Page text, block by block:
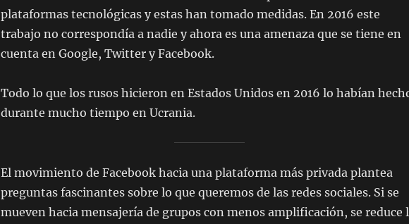
plataformas tecnológicas y estas han tomado medidas. En 2016 este
trabajo no correspondía a nadie y ahora es una amenaza que se tiene en
cuenta en Google, Twitter y Facebook.
Todo lo que los rusos hicieron en Estados Unidos en 2016 lo habían
durante mucho tiempo en Ucrania.
El movimiento de Facebook hacia una plataforma más privada plantea
preguntas fascinantes sobre lo que queremos de las redes sociales. Si se
mueven hacia mensajería de grupos con menos amplificación, se reduce